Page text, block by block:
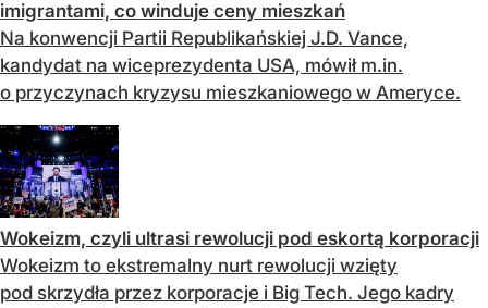
imigrantami, co winduje ceny mieszkań
Na konwencji Partii Republikańskiej J.D. Vance,
kandydat na wiceprezydenta USA, mówił m.in.
o przyczynach kryzysu mieszkaniowego w Ameryce.
Wokeizm, czyli ultrasi rewolucji pod eskortą korporacji
Wokeizm to ekstremalny nurt rewolucji wzięty
pod skrzydła przez korporacje i Big Tech. Jego kadry